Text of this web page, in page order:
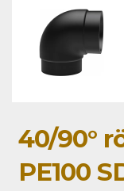
40/90°
PE100